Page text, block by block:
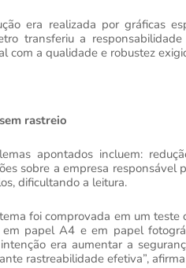
era realizada por gráficas
transferiu a
com a qualidade e robustez
rastreio
apontados incluem:
sobre a empresa responsável
dificultando a leitura.
foi comprovada em um
papel A4 e em papel
intenção era aumentar a
rastreabilidade efetiva”,